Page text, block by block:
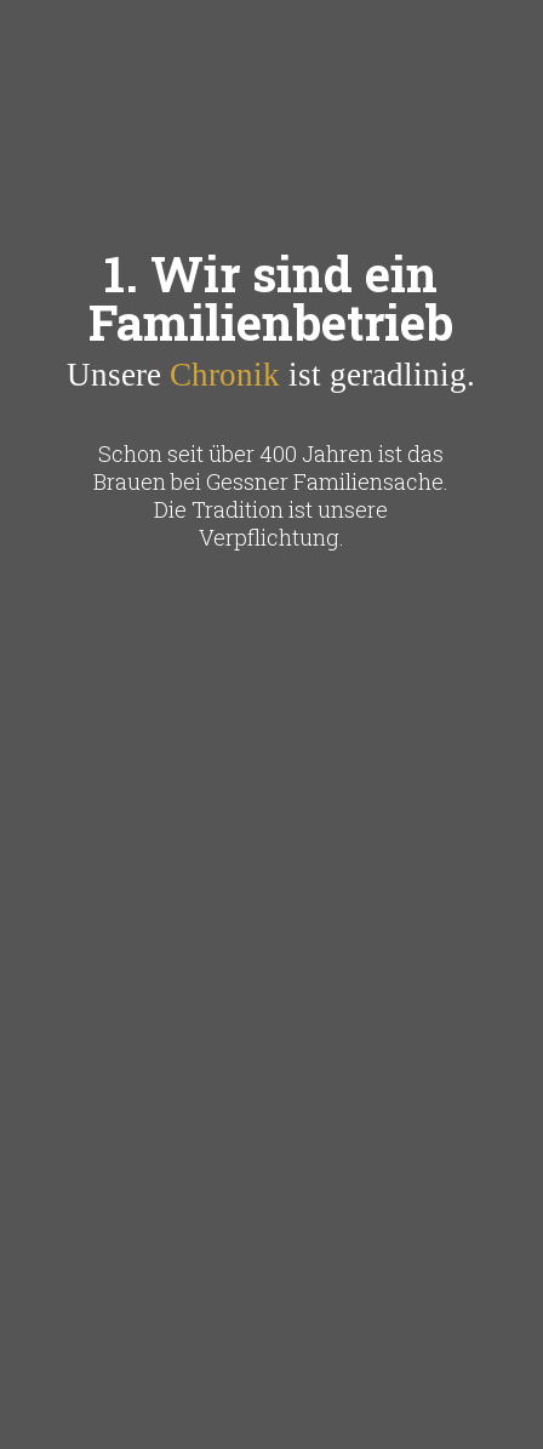
1. Wir sind ein
Familienbetrieb
Unsere Chronik ist geradlinig.
Schon seit über 400 Jahren ist das
Brauen bei Gessner Familiensache.
Die Tradition ist unsere
Verpflichtung.